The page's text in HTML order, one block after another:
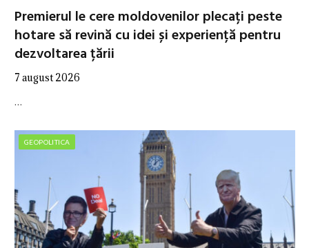
Premierul le cere moldovenilor plecați peste
hotare să revină cu idei și experiență pentru
dezvoltarea țării
7 august 2026
…
GEOPOLITICA